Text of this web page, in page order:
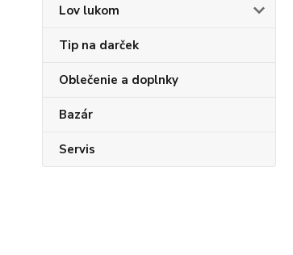
Lov lukom
Tip na darček
Oblečenie a doplnky
Bazár
Servis